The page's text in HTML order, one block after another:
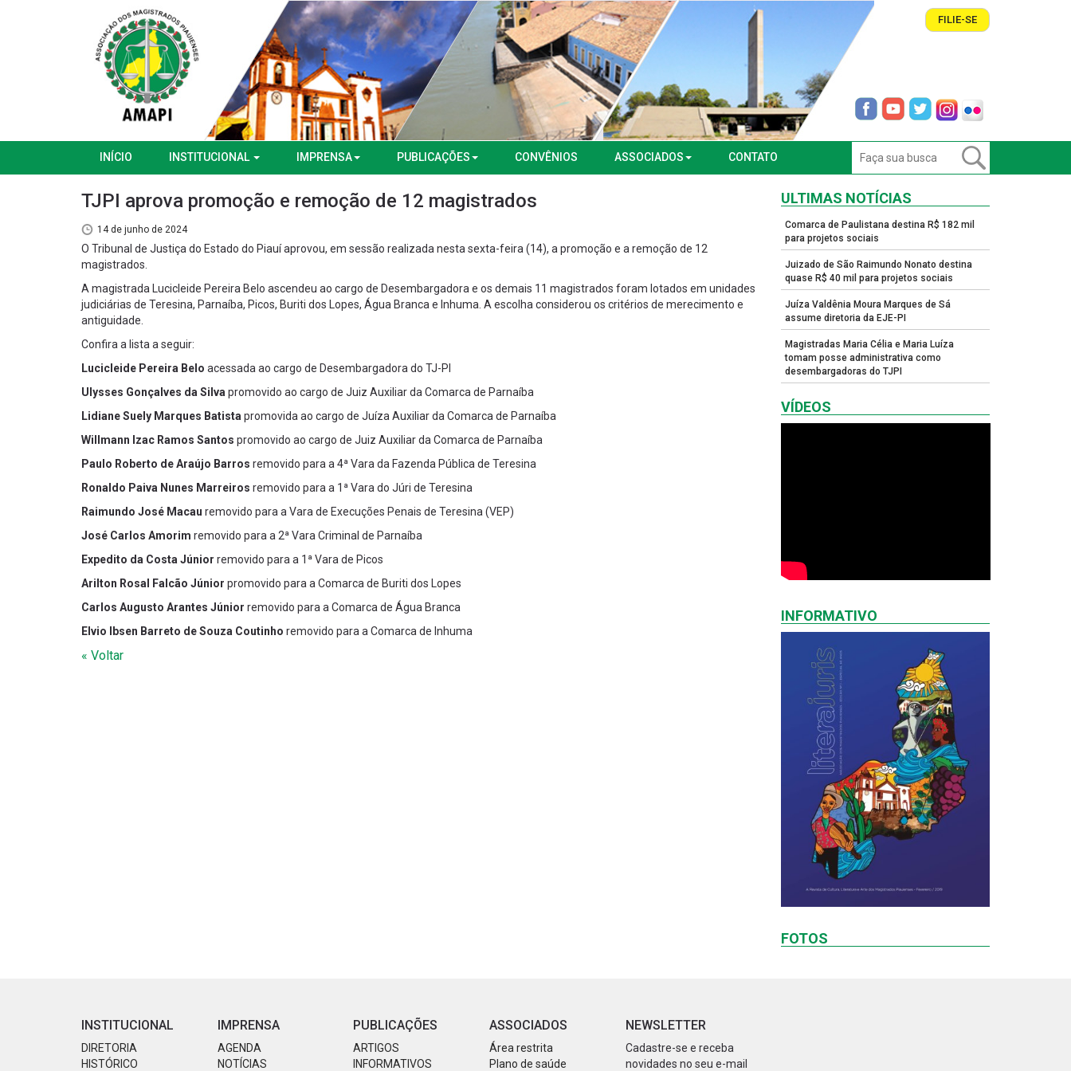
FILIE-SE
INÍCIO INSTITUCIONAL IMPRENSA PUBLICAÇÕES CONVÊNIOS ASSOCIADOS CONTATO
TJPI aprova promoção e remoção de 12 magistrados
14 de junho de 2024
O Tribunal de Justiça do Estado do Piauí aprovou, em sessão realizada nesta sexta-feira (14), a promoção e a remoção de 12
magistrados.
A magistrada Lucicleide Pereira Belo ascendeu ao cargo de Desembargadora e os demais 11 magistrados foram lotados em unidades
judiciárias de Teresina, Parnaíba, Picos, Buriti dos Lopes, Água Branca e Inhuma. A escolha considerou os critérios de merecimento e
antiguidade.
Confira a lista a seguir:
Lucicleide Pereira Belo acessada ao cargo de Desembargadora do TJ-PI
Ulysses Gonçalves da Silva promovido ao cargo de Juiz Auxiliar da Comarca de Parnaíba
Lidiane Suely Marques Batista promovida ao cargo de Juíza Auxiliar da Comarca de Parnaíba
Willmann Izac Ramos Santos promovido ao cargo de Juiz Auxiliar da Comarca de Parnaíba
Paulo Roberto de Araújo Barros removido para a 4ª Vara da Fazenda Pública de Teresina
Ronaldo Paiva Nunes Marreiros removido para a 1ª Vara do Júri de Teresina
Raimundo José Macau removido para a Vara de Execuções Penais de Teresina (VEP)
José Carlos Amorim removido para a 2ª Vara Criminal de Parnaíba
Expedito da Costa Júnior removido para a 1ª Vara de Picos
Arilton Rosal Falcão Júnior promovido para a Comarca de Buriti dos Lopes
Carlos Augusto Arantes Júnior removido para a Comarca de Água Branca
Elvio Ibsen Barreto de Souza Coutinho removido para a Comarca de Inhuma
« Voltar
ULTIMAS NOTÍCIAS
Comarca de Paulistana destina R$ 182 mil
para projetos sociais
Juizado de São Raimundo Nonato destina
quase R$ 40 mil para projetos sociais
Juíza Valdênia Moura Marques de Sá
assume diretoria da EJE-PI
Magistradas Maria Célia e Maria Luíza
tomam posse administrativa como
desembargadoras do TJPI
VÍDEOS
INFORMATIVO
FOTOS
INSTITUCIONAL
DIRETORIA
HISTÓRICO
IMPRENSA
AGENDA
NOTÍCIAS
PUBLICAÇÕES
ARTIGOS
INFORMATIVOS
ASSOCIADOS
Área restrita
Plano de saúde
NEWSLETTER
Cadastre-se e receba
novidades no seu e-mail